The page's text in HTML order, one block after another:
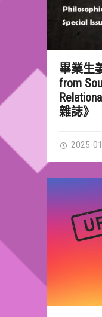
畢業生
from
雜誌》
2025-